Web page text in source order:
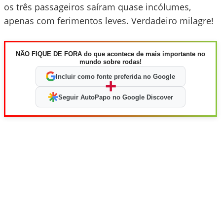
os três passageiros saíram quase incólumes,
apenas com ferimentos leves. Verdadeiro milagre!
NÃO FIQUE DE FORA do que acontece de mais importante no
mundo sobre rodas!
Incluir como fonte preferida no Google
+
Seguir AutoPapo no Google Discover